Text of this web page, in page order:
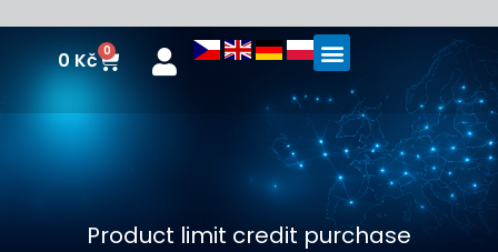
obsah 0Kč 0
Cart
Product limit credit purchase